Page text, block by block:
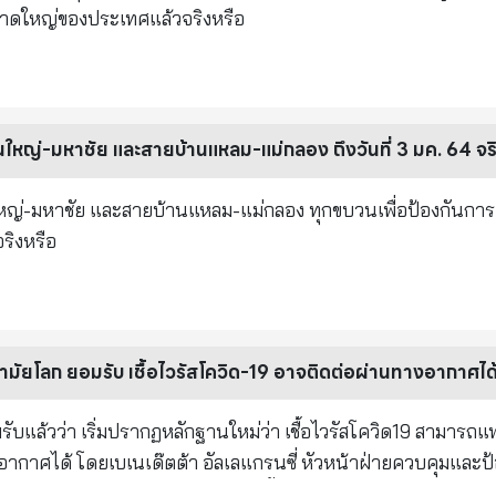
ดใหญ่ของประเทศแล้วจริงหรือ
ใหญ่-มหาชัย และสายบ้านแหลม-แม่กลอง ถึงวันที่ 3 มค. 64 จ
ญ่-มหาชัย และสายบ้านแหลม-แม่กลอง ทุกขบวนเพื่อป้องกันกา
งหรือ
ยโลก ยอมรับ เชื้อไวรัสโควิด-19 อาจติดต่อผ่านทางอากาศไ
แล้วว่า เริ่มปรากฏหลักฐานใหม่ว่า เชื้อไวรัสโควิด19 สามารถ
กาศได้ โดยเบเนเด๊ตต้า อัลเลแกรนซี่ หัวหน้าฝ่ายควบคุมและ